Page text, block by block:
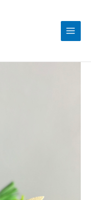
Menu